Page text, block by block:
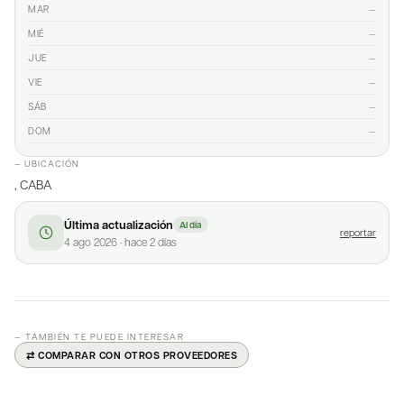
MAR —
MIÉ —
JUE —
VIE —
SÁB —
DOM —
— UBICACIÓN
, CABA
Última actualización Al día
4 ago 2026·hace 2 días
reportar
— TAMBIÉN TE PUEDE INTERESAR
⇄ COMPARAR CON OTROS PROVEEDORES